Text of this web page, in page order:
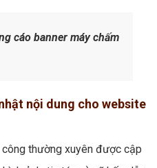
cáo banner máy chấm
nội dung cho website
thường xuyên được cập